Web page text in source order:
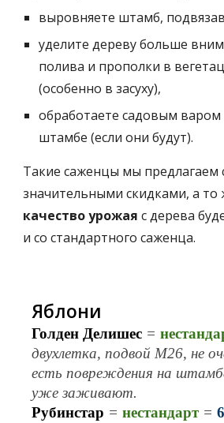
выровняете штамб,
уделите дереву больше
полива и прополки в
(особенно в засуху),
обработаете садовым варом
штамбе (если они будут).
Такие саженцы мы предлагаем
значительными скидками, а то
качество урожая с дерева
и со стандартного саженца.
Яблони
Голден Делишес =
двухлетка, подвой М26, не
есть повреждения на
уже заживают.
Рубинстар =нестандарт =